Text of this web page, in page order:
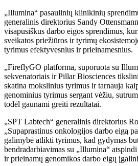
„Illumina“ pasaulinių klinikinių
generalinis direktorius Sandy
visapusiškus darbo eigos sprendimus,
sveikatos priežiūros ir tyrimų
tyrimus efektyvesnius ir prieinamesnius.
„FireflyGO platforma, suporuota su
sekvenatoriais ir Pillar Biosciences
skatina mokslinius tyrimus ir tarnauja
genominius tyrimus sergant vėžiu,
todėl gaunami greiti rezultatai.
„SPT Labtech“ generalinis direktorius
„Supaprastinus onkologijos darbo eigą
galimybė atlikti tyrimus, kad gydymas
bendradarbiavimas su „Illumina“
ir prieinamų genomikos darbo eigų